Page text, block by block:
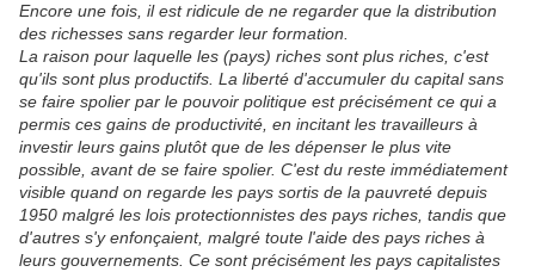
Encore une fois, il est ridicule de ne regarder que la distribution
des richesses sans regarder leur formation.
La raison pour laquelle les (pays) riches sont plus riches, c'est
qu'ils sont plus productifs. La liberté d'accumuler du capital sans
se faire spolier par le pouvoir politique est précisément ce qui a
permis ces gains de productivité, en incitant les travailleurs à
investir leurs gains plutôt que de les dépenser le plus vite
possible, avant de se faire spolier. C'est du reste immédiatement
visible quand on regarde les pays sortis de la pauvreté depuis
1950 malgré les lois protectionnistes des pays riches, tandis que
d'autres s'y enfonçaient, malgré toute l'aide des pays riches à
leurs gouvernements. Ce sont précisément les pays capitalistes